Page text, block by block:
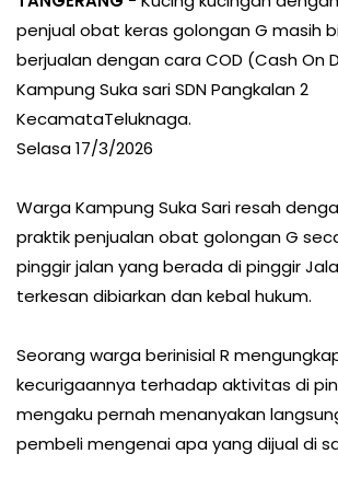
penjual obat keras golongan G masih
berjualan dengan cara COD (Cash On
Kampung Suka sari SDN Pangkalan 2
KecamataTeluknaga.
Selasa 17/3/2026
Warga Kampung Suka Sari resah
praktik penjualan obat golongan G
pinggir jalan yang berada di pinggir
terkesan dibiarkan dan kebal hukum.
Seorang warga berinisial R
kecurigaannya terhadap aktivitas di
mengaku pernah menanyakan
pembeli mengenai apa yang dijual di